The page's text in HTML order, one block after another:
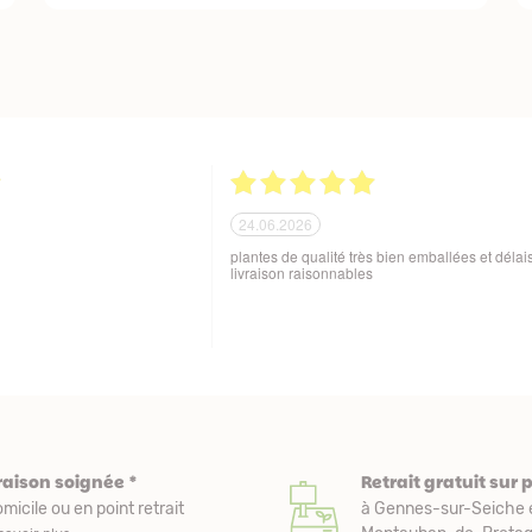
soigné des produits
21.06.2026
Tout est parfait. Je suis enchantée Quoi de
Excellente maison et plantes de qualité. Merci
soignée *
ou en point retrait
Retrait gratuit sur
à Gennes-sur-Seiche